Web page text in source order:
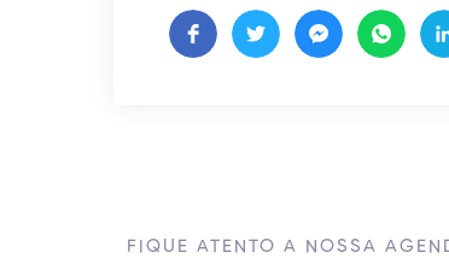
FIQUE ATENTO A NOSSA